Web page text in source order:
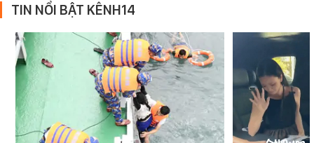
TIN NỔI BẬT KÊNH14